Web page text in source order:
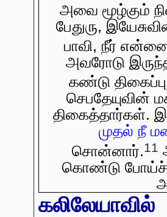
அவை மூழ்கும்
பேதுரு,
பாவி, நீர்
அவரோடு
கண்டு
செபதேயுவின்
திகைத்தார்கள்.
முதல் நீ
சொன்னார்.11
கொண்டு போய்ச்
கலிலேயாவில்